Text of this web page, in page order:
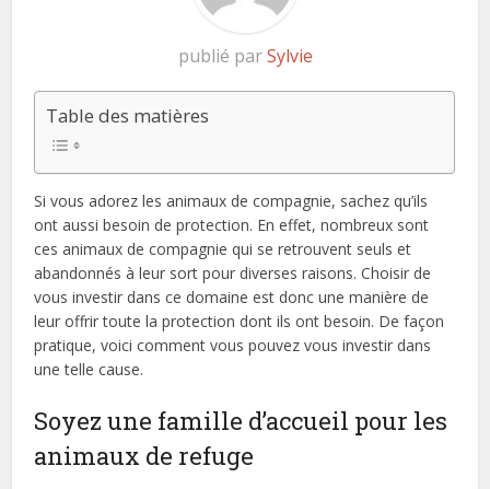
publié parSylvie
Table des matières
Si vous adorez les animaux de compagnie, sachez qu’ils
ont aussi besoin de protection. En effet, nombreux sont
ces animaux de compagnie qui se retrouvent seuls et
abandonnés à leur sort pour diverses raisons. Choisir de
vous investir dans ce domaine est donc une manière de
leur offrir toute la protection dont ils ont besoin. De façon
pratique, voici comment vous pouvez vous investir dans
une telle cause.
Soyez une famille d’accueil pour les
animaux de refuge